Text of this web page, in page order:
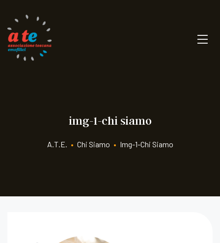
img-1-chi siamo
A.T.E. • Chi Siamo • Img-1-Chi Siamo